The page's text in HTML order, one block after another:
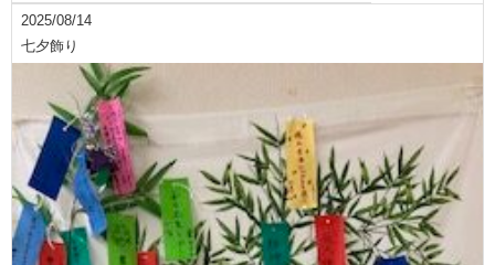
2025/08/14
七夕飾り